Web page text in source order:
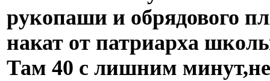
рукопаши и обрядового
накат от патриарха
Там 40 с лишним